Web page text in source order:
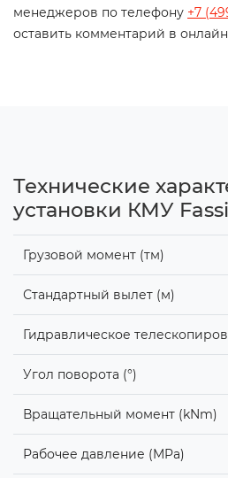
менеджеров по телефону +7
оставить комментарий в онлайн
Технические
установки КМУ
Грузовой момент (тм)
Стандартный вылет (м)
Гидравлическое
Угол поворота (°)
Вращательный момент (kNm)
Рабочее давление (MPa)